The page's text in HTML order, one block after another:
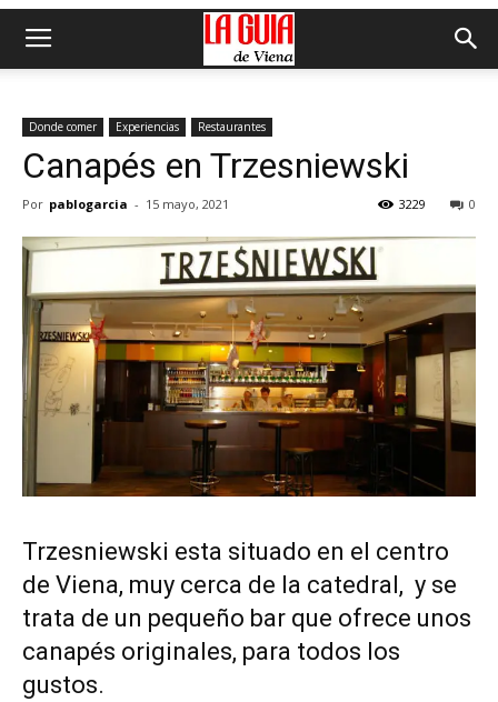
Donde comer Experiencias Restaurantes
Canapés en Trzesniewski
Por pablogarcia - 15 mayo, 2021 0
3229
Trzesniewski esta situado en el centro
de Viena, muy cerca de la catedral , y se
trata de un pequeño bar que ofrece unos
canapés originales, para todos los
gustos.